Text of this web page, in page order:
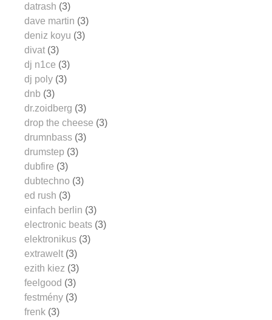
datrash (3)
dave martin (3)
deniz koyu (3)
divat (3)
dj n1ce (3)
dj poly (3)
dnb (3)
dr.zoidberg (3)
drop the cheese (3)
drumnbass (3)
drumstep (3)
dubfire (3)
dubtechno (3)
ed rush (3)
einfach berlin (3)
electronic beats (3)
elektronikus (3)
extrawelt (3)
ezith kiez (3)
feelgood (3)
festmény (3)
frenk (3)